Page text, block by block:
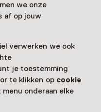
we onze
af op jouw
verwerken we ook
je toestemming
te klikken op cookie
menu onderaan elke
nieuw tabblad
17:00 uur